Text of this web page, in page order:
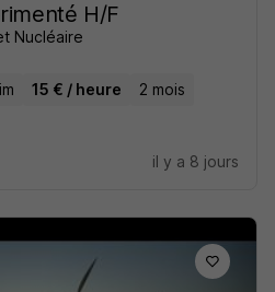
H/F
Nucléaire
15 € / heure 2 mois
il y a 8 jours